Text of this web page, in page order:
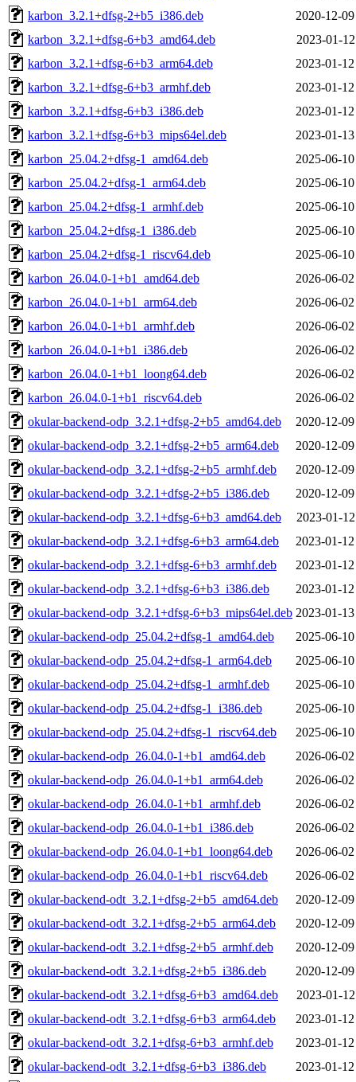
karbon_3.2.1+dfsg-2+b5_i386.deb
2020-12-
karbon_3.2.1+dfsg-6+b3_amd64.deb
2023-01-
karbon_3.2.1+dfsg-6+b3_arm64.deb
2023-01-
karbon_3.2.1+dfsg-6+b3_armhf.deb
2023-01-
karbon_3.2.1+dfsg-6+b3_i386.deb
2023-01-
karbon_3.2.1+dfsg-6+b3_mips64el.deb
2023-01-
karbon_25.04.2+dfsg-1_amd64.deb
2025-06-
karbon_25.04.2+dfsg-1_arm64.deb
2025-06-
karbon_25.04.2+dfsg-1_armhf.deb
2025-06-
karbon_25.04.2+dfsg-1_i386.deb
2025-06-
karbon_25.04.2+dfsg-1_riscv64.deb
2025-06-
karbon_26.04.0-1+b1_amd64.deb
2026-06-
karbon_26.04.0-1+b1_arm64.deb
2026-06-
karbon_26.04.0-1+b1_armhf.deb
2026-06-
karbon_26.04.0-1+b1_i386.deb
2026-06-
karbon_26.04.0-1+b1_loong64.deb
2026-06-
karbon_26.04.0-1+b1_riscv64.deb
2026-06-
okular-backend-odp_3.2.1+dfsg-2+b5_amd64.deb
2020-12-
okular-backend-odp_3.2.1+dfsg-2+b5_arm64.deb
2020-12-
okular-backend-odp_3.2.1+dfsg-2+b5_armhf.deb
2020-12-
okular-backend-odp_3.2.1+dfsg-2+b5_i386.deb
2020-12-
okular-backend-odp_3.2.1+dfsg-6+b3_amd64.deb
2023-01-
okular-backend-odp_3.2.1+dfsg-6+b3_arm64.deb
2023-01-
okular-backend-odp_3.2.1+dfsg-6+b3_armhf.deb
2023-01-
okular-backend-odp_3.2.1+dfsg-6+b3_i386.deb
2023-01-
okular-backend-odp_3.2.1+dfsg-6+b3_mips64el.deb 2023-01-
okular-backend-odp_25.04.2+dfsg-1_amd64.deb
2025-06-
okular-backend-odp_25.04.2+dfsg-1_arm64.deb
2025-06-
okular-backend-odp_25.04.2+dfsg-1_armhf.deb
2025-06-
okular-backend-odp_25.04.2+dfsg-1_i386.deb
2025-06-
okular-backend-odp_25.04.2+dfsg-1_riscv64.deb
2025-06-
okular-backend-odp_26.04.0-1+b1_amd64.deb
2026-06-
okular-backend-odp_26.04.0-1+b1_arm64.deb
2026-06-
okular-backend-odp_26.04.0-1+b1_armhf.deb
2026-06-
okular-backend-odp_26.04.0-1+b1_i386.deb
2026-06-
okular-backend-odp_26.04.0-1+b1_loong64.deb
2026-06-
okular-backend-odp_26.04.0-1+b1_riscv64.deb
2026-06-
okular-backend-odt_3.2.1+dfsg-2+b5_amd64.deb
2020-12-
okular-backend-odt_3.2.1+dfsg-2+b5_arm64.deb
2020-12-
okular-backend-odt_3.2.1+dfsg-2+b5_armhf.deb
2020-12-
okular-backend-odt_3.2.1+dfsg-2+b5_i386.deb
2020-12-
okular-backend-odt_3.2.1+dfsg-6+b3_amd64.deb
2023-01-
okular-backend-odt_3.2.1+dfsg-6+b3_arm64.deb
2023-01-
okular-backend-odt_3.2.1+dfsg-6+b3_armhf.deb
2023-01-
okular-backend-odt_3.2.1+dfsg-6+b3_i386.deb
2023-01-